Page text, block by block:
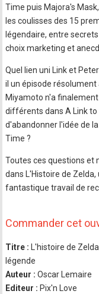
Time puis Majora's
les coulisses des 15
légendaire, entre
choix marketing et
Quel lien uni Link et
il un épisode résolument
Miyamoto n'a
différents dans A Link
d'abandonner l'idée de
Time ?
Toutes ces questions et
dans L'Histoire de
fantastique travail de
Commander cet
Titre :L'histoire de
légende
Auteur :Oscar Lemaire
Editeur :Pix'n Love